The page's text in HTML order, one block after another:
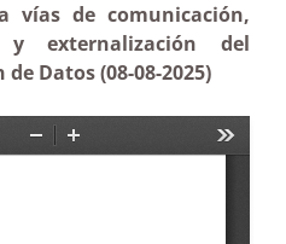
vías de comunicación,
y externalización del
Datos (08-08-2025)